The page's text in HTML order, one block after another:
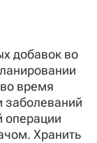
добавок во
время
заболеваний
операции
Хранить